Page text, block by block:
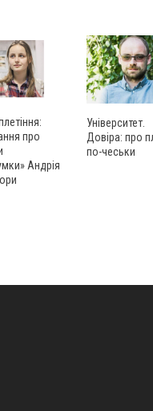
про
Андрія
Університет.
Довіра: про
по-чеськи